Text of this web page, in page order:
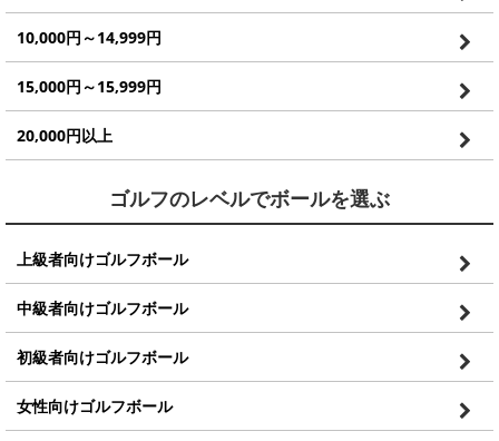
10,000円～14,999円
15,000円～15,999円
20,000円以上
ゴルフのレベルでボールを選ぶ
上級者向けゴルフボール
中級者向けゴルフボール
初級者向けゴルフボール
女性向けゴルフボール